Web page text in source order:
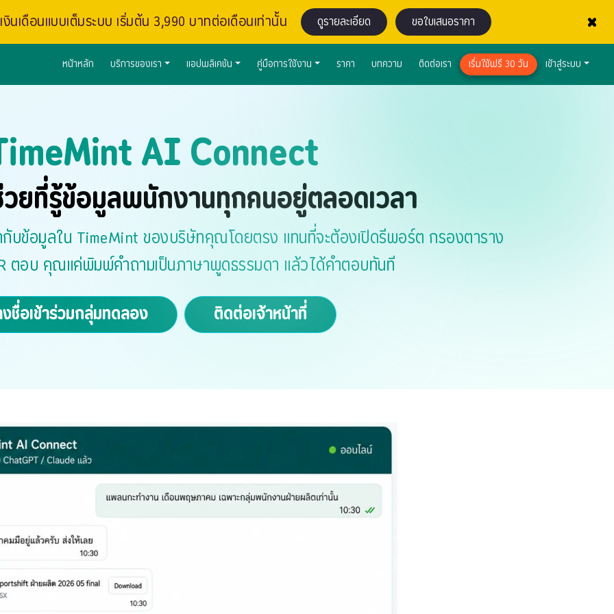
×
นเดือนแบบเต็มระบบ เริ่มต้น 3,990 บาทต่อเดือนเท่านั้น ดูรายละเอียด ขอใบเสนอราคา
หน้าหลัก บริการของเรา แอปพลิเคชัน คู่มือการใช้งาน ราคา บทความ ติดต่อเรา เริ่มใช้ฟรี 30 วัน เข้าสู่ระบบ
AI Connect
ยที่รู้ข้อมูลพนักงานทุกคนอยู่ตลอดเวลา
กับข้อมูลใน TimeMint ของบริษัทคุณโดยตรง แทนที่จะต้องเปิดรีพอร์ต กรองตาราง
ตอบ คุณแค่พิมพ์คำถามเป็นภาษาพูดธรรมดา แล้วได้คำตอบทันที
ชื่อเข้าร่วมกลุ่มทดลอง
ติดต่อเจ้าหน้าที่